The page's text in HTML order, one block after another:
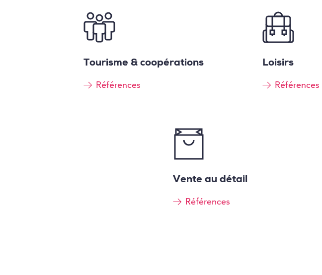
Tourisme & coopérations
Références
Loisirs
Références
Vente au détail
Références